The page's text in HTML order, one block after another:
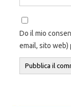
Do il mio
email, sito web)